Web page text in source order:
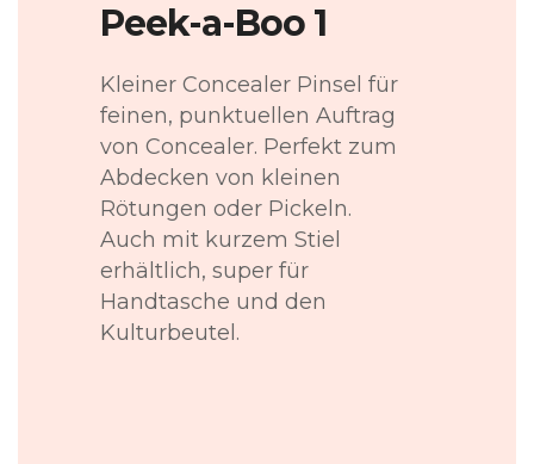
Peek-a-Boo 1
Kleiner Concealer Pinsel für
feinen, punktuellen Auftrag
von Concealer. Perfekt zum
Abdecken von kleinen
Rötungen oder Pickeln.
Auch mit kurzem Stiel
erhältlich, super für
Handtasche und den
Kulturbeutel.